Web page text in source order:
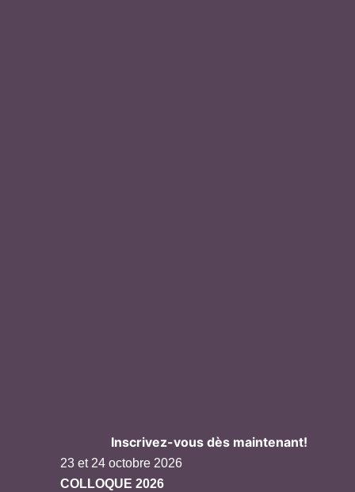
Inscrivez-vous dès maintenant!
23 et 24 octobre 2026
COLLOQUE 2026